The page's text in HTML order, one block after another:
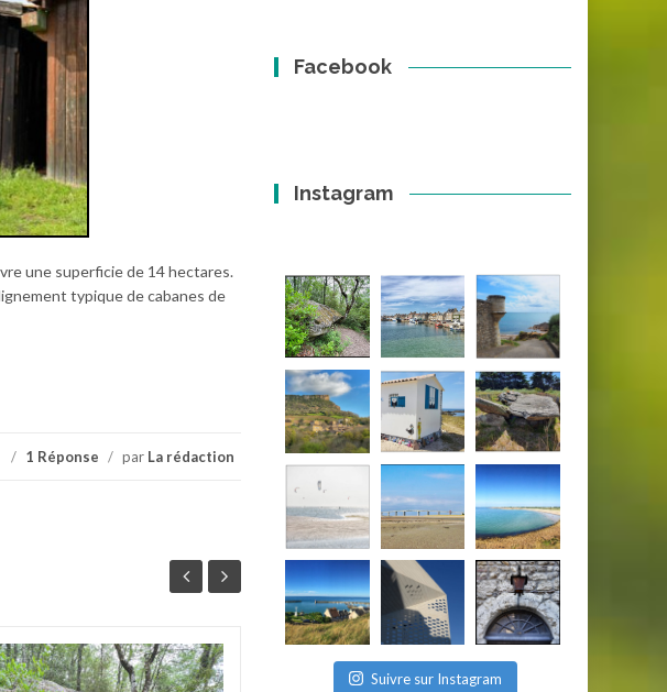
une superficie de 14 hectares.
typique de cabanes de
/ 1 Réponse / par La rédaction
Glacière de
Facebook
Instagram
Suivre sur Instagram